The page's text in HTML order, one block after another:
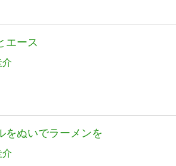
エース
介
をぬいでラーメンを
介